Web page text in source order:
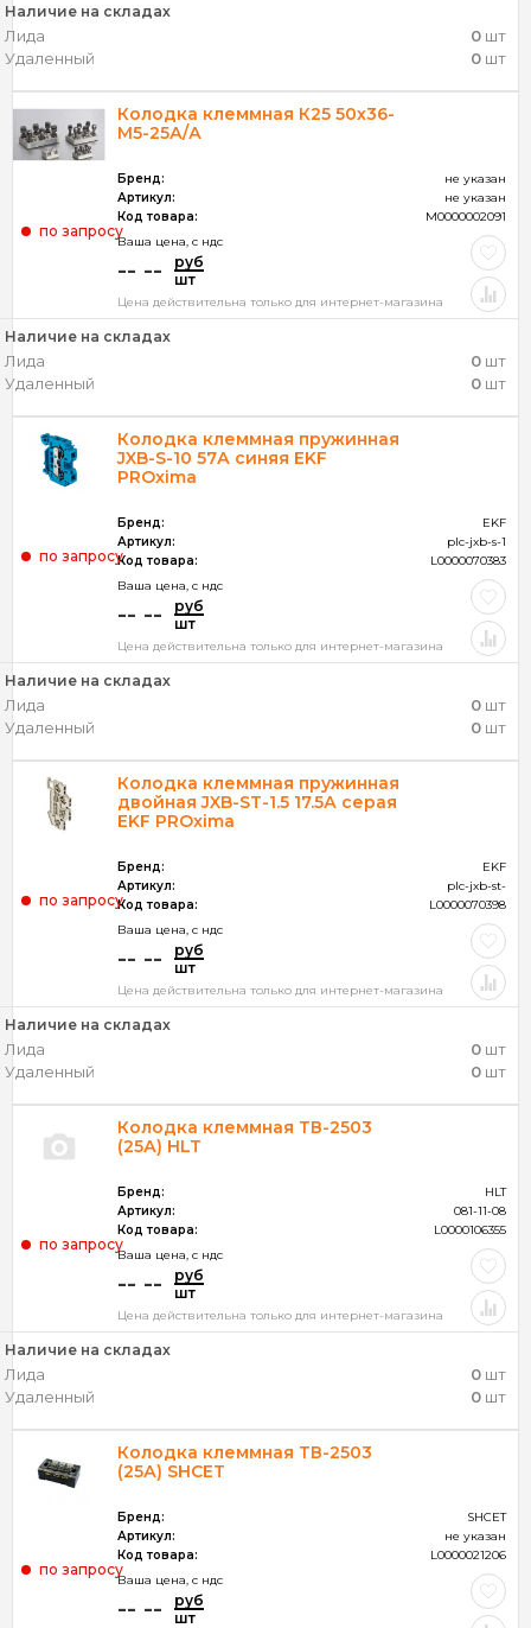
Наличие на складах
Лида 0 шт
Удаленный
0 шт
Колодка клеммная К25 50х36-
М5-25А/А
Бренд:
не указан
Артикул:
не указан
Код товара:
M0000002091
Ваша цена, c ндс
-- --
руб
шт
по запросу
Цена действительна только для интернет-магазина
Наличие на складах
Лида 0 шт
Удаленный
0 шт
Колодка клеммная пружинная
JXB-S-10 57А синяя EKF
PROxima
Бренд:
EKF
Артикул:
plc-jxb-s-1
Код товара:
L0000070383
Ваша цена, c ндс
-- --
руб
шт
по запросу
Цена действительна только для интернет-магазина
Наличие на складах
Лида 0 шт
Удаленный
0 шт
Колодка клеммная пружинная
двойная JXB-ST-1.5 17.5А серая
EKF PROxima
Бренд:
EKF
Артикул:
plc-jxb-st-
Код товара:
L0000070398
Ваша цена, c ндс
-- --
руб
шт
по запросу
Цена действительна только для интернет-магазина
Наличие на складах
Лида 0 шт
Удаленный
0 шт
Колодка клеммная ТВ-2503
(25А) HLT
Бренд:
HLT
Артикул:
081-11-08
Код товара:
L0000106355
Ваша цена, c ндс
-- --
руб
шт
по запросу
Цена действительна только для интернет-магазина
Наличие на складах
Лида 0 шт
Удаленный
0 шт
Колодка клеммная ТВ-2503
(25А) SHCET
Бренд:
SHCET
Артикул:
не указан
Код товара:
L0000021206
Ваша цена, c ндс
-- --
руб
шт
по запросу